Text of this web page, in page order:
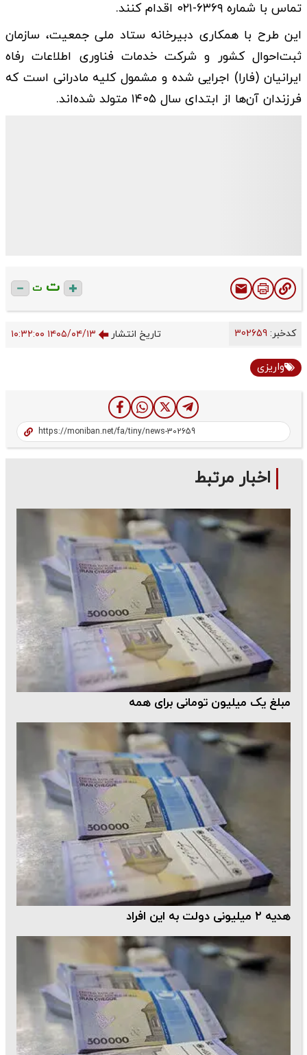
تماس با شماره ۶۳۶۹-۰۲۱ اقدام کنند.
این طرح با همکاری دبیرخانه ستاد ملی جمعیت، سازمان
ثبت‌احوال کشور و شرکت خدمات فناوری اطلاعات رفاه
ایرانیان (فارا) اجرایی شده و مشمول کلیه مادرانی است که
فرزندان آن‌ها از ابتدای سال ۱۴۰۵ متولد شده‌اند.
ت ت
کدخبر: تاریخ انتشار ۱۴۰۵/۰۴/۱۳ ۱۰:۳۲:۰۰
واریزی
اخبار مرتبط
مبلغ یک میلیون تومانی برای همه
هدیه ۲ میلیونی دولت به این افراد